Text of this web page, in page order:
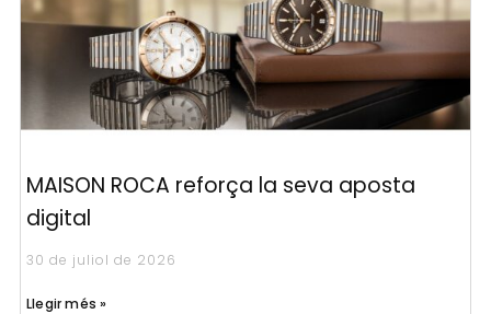
MAISON ROCA reforça la seva aposta
digital
30 de juliol de 2026
Llegir més »